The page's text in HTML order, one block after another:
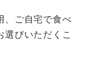
、ご自宅で食べ
選びいただくこ